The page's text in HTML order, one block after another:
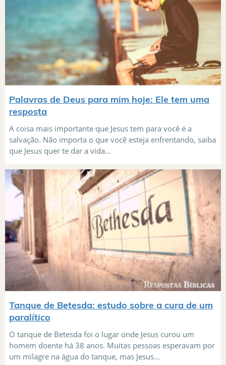
Palavras de Deus para mim hoje: Ele tem uma
resposta
A coisa mais importante que Jesus tem para você é a
salvação. Não importa o que você esteja enfrentando, saiba
que Jesus quer te dar a vida...
Tanque de Betesda: estudo sobre a cura de um
paralítico
O tanque de Betesda foi o lugar onde Jesus curou um
homem doente há 38 anos. Muitas pessoas esperavam por
um milagre na água do tanque, mas Jesus...